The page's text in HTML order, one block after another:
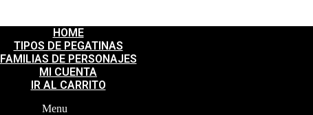
HOME
TIPOS DE PEGATINAS
FAMILIAS DE PERSONAJES
MI CUENTA
IR AL CARRITO
Menu